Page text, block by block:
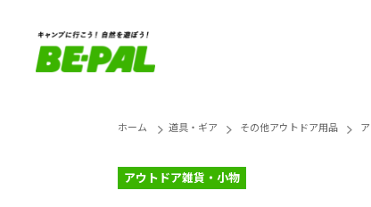
ホーム 道具・ギア その他アウトドア用品
アウトドア雑貨・小物